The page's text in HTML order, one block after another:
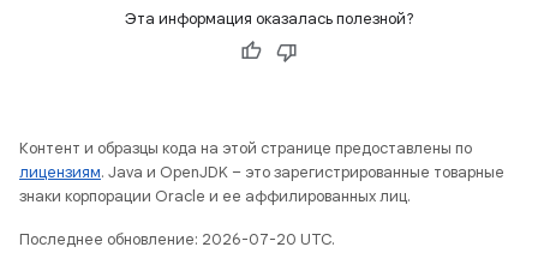
Эта информация оказалась полезной?
Контент и образцы кода на этой странице предоставлены по
лицензиям. Java и OpenJDK – это зарегистрированные товарные
знаки корпорации Oracle и ее аффилированных лиц.
Последнее обновление: 2026-07-20 UTC.